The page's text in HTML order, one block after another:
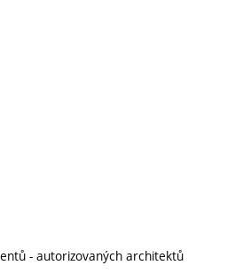
- autorizovaných architektů